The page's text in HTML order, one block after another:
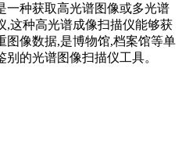
一种获取高光谱图像或多光谱
,这种高光谱成像扫描仪能够获
图像数据,是博物馆,档案馆等单
的光谱图像扫描仪工具。